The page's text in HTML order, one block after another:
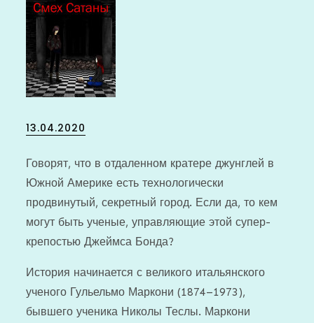
Posted
13.04.2020
Говорят, что в отдаленном кратере джунглей в
Южной Америке есть технологически
продвинутый, секретный город. Если да, то кем
могут быть ученые, управляющие этой супер-
крепостью Джеймса Бонда?
История начинается с великого итальянского
ученого Гульельмо Маркони (1874–1973),
бывшего ученика Николы Теслы. Маркони